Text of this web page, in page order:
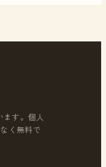
す。個人
く無料で